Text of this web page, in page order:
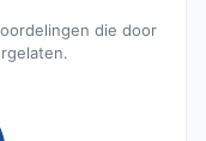
die door